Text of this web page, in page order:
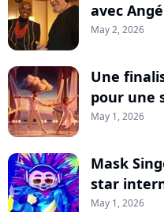
avec
May 2, 2026
Une
pour une
May 1, 2026
Mask
star
May 1, 2026